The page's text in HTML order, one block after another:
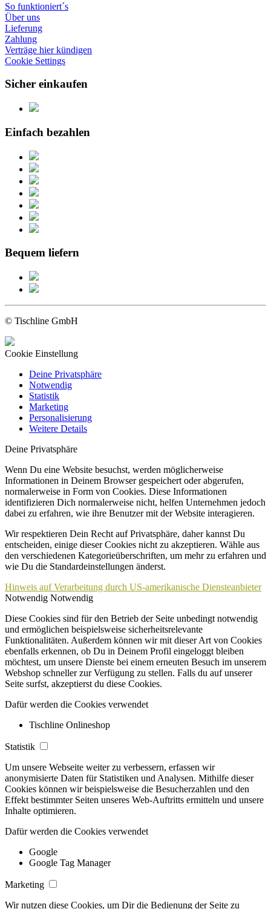
So funktioniert´s
Über uns
Lieferung
Zahlung
Verträge hier kündigen
Cookie Settings
Sicher einkaufen
Einfach bezahlen
Bequem liefern
© Tischline GmbH
Cookie Einstellung
Deine Privatsphäre
Notwendig
Statistik
Marketing
Personalisierung
Weitere Details
Deine Privatsphäre
Wenn Du eine Website besuchst, werden möglicherweise
Informationen in Deinem Browser gespeichert oder abgerufen,
normalerweise in Form von Cookies. Diese Informationen
identifizieren Dich normalerweise nicht, helfen Unternehmen jedoch
dabei zu erfahren, wie ihre Benutzer mit der Website interagieren.
Wir respektieren Dein Recht auf Privatsphäre, daher kannst Du
entscheiden, einige dieser Cookies nicht zu akzeptieren. Wähle aus
den verschiedenen Kategorieüberschriften, um mehr zu erfahren und
wie Du die Standardeinstellungen änderst.
Hinweis auf Verarbeitung durch US-amerikanische Diensteanbieter
Notwendig Notwendig
Diese Cookies sind für den Betrieb der Seite unbedingt notwendig
und ermöglichen beispielsweise sicherheitsrelevante
Funktionalitäten. Außerdem können wir mit dieser Art von Cookies
ebenfalls erkennen, ob Du in Deinem Profil eingeloggt bleiben
möchtest, um unsere Dienste bei einem erneuten Besuch im unserem
Webshop schneller zur Verfügung zu stellen. Falls du auf unserer
Seite surfst, akzeptierst du diese Cookies.
Dafür werden die Cookies verwendet
Tischline Onlineshop
Statistik
Um unsere Webseite weiter zu verbessern, erfassen wir
anonymisierte Daten für Statistiken und Analysen. Mithilfe dieser
Cookies können wir beispielsweise die Besucherzahlen und den
Effekt bestimmter Seiten unseres Web-Auftritts ermitteln und unsere
Inhalte optimieren.
Dafür werden die Cookies verwendet
Google
Google Tag Manager
Marketing
Wir nutzen diese Cookies, um Dir die Bedienung der Seite zu